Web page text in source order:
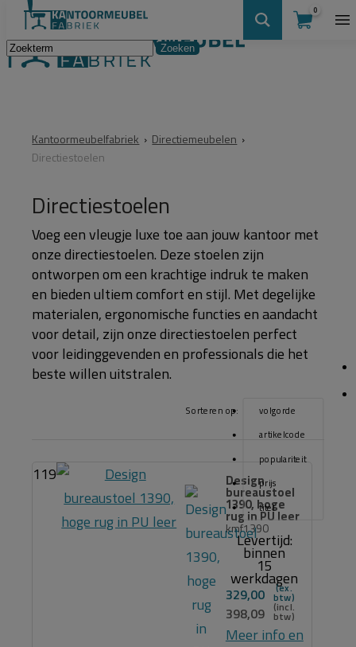
0
Kantoormeubelfabriek › Directiemeubelen ›
Directiestoelen
Directiestoelen
Voeg een vleugje luxe toe aan jouw kantoor met
onze directiestoelen. Deze stoelen zijn
ontworpen om een krachtige indruk te maken
en bieden ultiem comfort en stijl. Met degelijke
materialen, ergonomische functies en aandacht
voor detail, zijn onze directiestoelen perfect
voor leidinggevenden en professionals die het
beste willen uitstralen.
Sorteren op: volgorde
artikelcode
populariteit
prijs
titel
119 Design
bureaustoel
1390, hoge
rug in PU leer
kmf1390
Levertijd:
binnen
15
werkdagen
329,00
398,09
Meer info en